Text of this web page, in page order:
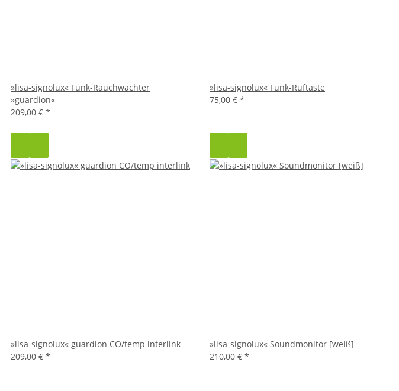
»lisa-signolux« Funk-Rauchwächter
»guardion«
209,00 € *
»lisa-signolux« Funk-Ruftaste
75,00 € *
»lisa-signolux« guardion CO/temp interlink
209,00 € *
»lisa-signolux« Soundmonitor [weiß]
210,00 € *